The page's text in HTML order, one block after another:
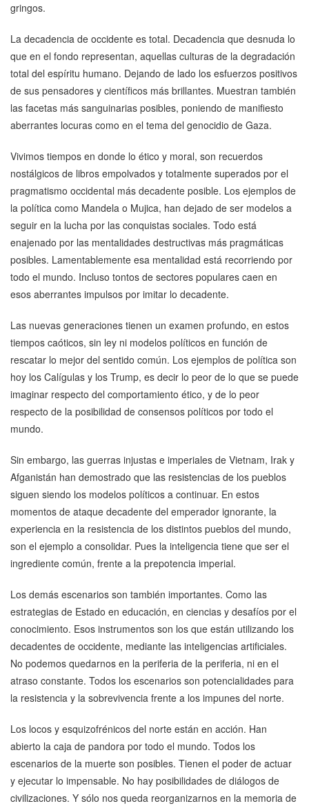
gringos.
La decadencia de occidente es total. Decadencia que desnuda lo
que en el fondo representan, aquellas culturas de la degradación
total del espíritu humano. Dejando de lado los esfuerzos positivos
de sus pensadores y científicos más brillantes. Muestran también
las facetas más sanguinarias posibles, poniendo de manifiesto
aberrantes locuras como en el tema del genocidio de Gaza.
Vivimos tiempos en donde lo ético y moral, son recuerdos
nostálgicos de libros empolvados y totalmente superados por el
pragmatismo occidental más decadente posible. Los ejemplos de
la política como Mandela o Mujica, han dejado de ser modelos a
seguir en la lucha por las conquistas sociales. Todo está
enajenado por las mentalidades destructivas más pragmáticas
posibles. Lamentablemente esa mentalidad está recorriendo por
todo el mundo. Incluso tontos de sectores populares caen en
esos aberrantes impulsos por imitar lo decadente.
Las nuevas generaciones tienen un examen profundo, en estos
tiempos caóticos, sin ley ni modelos políticos en función de
rescatar lo mejor del sentido común. Los ejemplos de política son
hoy los Calígulas y los Trump, es decir lo peor de lo que se puede
imaginar respecto del comportamiento ético, y de lo peor
respecto de la posibilidad de consensos políticos por todo el
mundo.
Sin embargo, las guerras injustas e imperiales de Vietnam, Irak y
Afganistán han demostrado que las resistencias de los pueblos
siguen siendo los modelos políticos a continuar. En estos
momentos de ataque decadente del emperador ignorante, la
experiencia en la resistencia de los distintos pueblos del mundo,
son el ejemplo a consolidar. Pues la inteligencia tiene que ser el
ingrediente común, frente a la prepotencia imperial.
Los demás escenarios son también importantes. Como las
estrategias de Estado en educación, en ciencias y desafíos por el
conocimiento. Esos instrumentos son los que están utilizando los
decadentes de occidente, mediante las inteligencias artificiales.
No podemos quedarnos en la periferia de la periferia, ni en el
atraso constante. Todos los escenarios son potencialidades para
la resistencia y la sobrevivencia frente a los impunes del norte.
Los locos y esquizofrénicos del norte están en acción. Han
abierto la caja de pandora por todo el mundo. Todos los
escenarios de la muerte son posibles. Tienen el poder de actuar
y ejecutar lo impensable. No hay posibilidades de diálogos de
civilizaciones. Y sólo nos queda reorganizarnos en la memoria de